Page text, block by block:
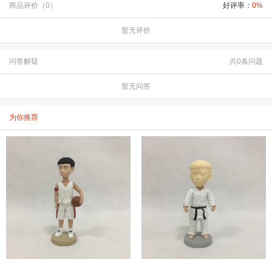
商品评价（0） 好评率： 0%
暂无评价
问答解疑 共0条问题
暂无问答
为你推荐